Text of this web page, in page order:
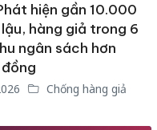
hiện gần 10.000
hàng giả trong 6
ngân sách hơn
Chống hàng giả